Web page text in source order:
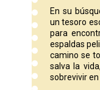
En su
un tesoro
para
espaldas
camino se
salva la
sobrevivir